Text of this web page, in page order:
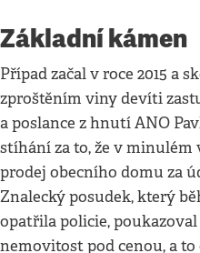
Základní kámen
Případ začal v roce 2015 a
zproštěním viny devíti
a poslance z hnutí ANO
stíhání za to, že v
prodej obecního domu za
Znalecký posudek, který
opatřila policie,
nemovitost pod cenou, a